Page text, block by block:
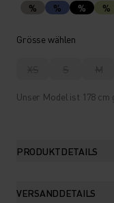
% % % %
Grösse wählen
XS S M
Unser Model ist 178 cm
PRODUKTDETAILS
VERSANDDETAILS